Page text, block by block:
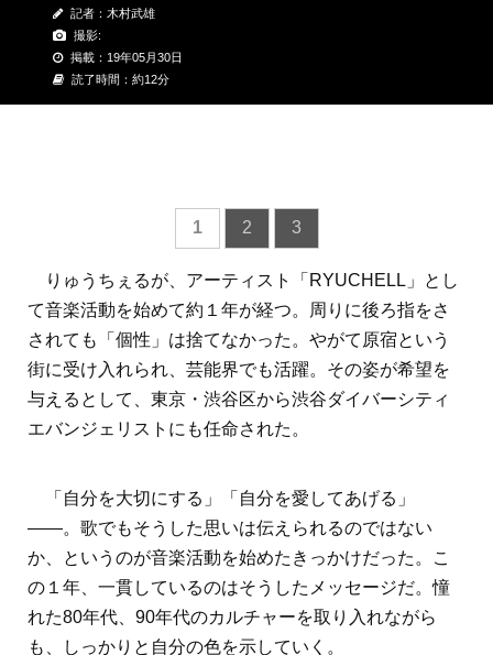
記者：木村武雄
撮影:
掲載：19年05月30日
読了時間：約12分
1 2 3
りゅうちぇるが、アーティスト「RYUCHELL」とし
て音楽活動を始めて約１年が経つ。周りに後ろ指をさ
されても「個性」は捨てなかった。やがて原宿という
街に受け入れられ、芸能界でも活躍。その姿が希望を
与えるとして、東京・渋谷区から渋谷ダイバーシティ
エバンジェリストにも任命された。
「自分を大切にする」「自分を愛してあげる」
――。歌でもそうした思いは伝えられるのではない
か、というのが音楽活動を始めたきっかけだった。こ
の１年、一貫しているのはそうしたメッセージだ。憧
れた80年代、90年代のカルチャーを取り入れながら
も、しっかりと自分の色を示していく。